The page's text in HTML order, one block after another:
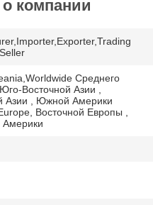
компании
Среднего
Восточной Азии ,
Азии , Южной Америки
Восточной Европы ,
Америки